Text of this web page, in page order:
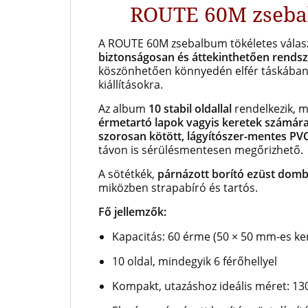
ROUTE 60M
A ROUTE 60M zsebalbum tökéletes
biztonságosan és áttekinthetően
köszönhetően könnyedén elfér
kiállításokra.
Az album 10 stabil oldallal rendelkezik,
érmetartó lapok vagyis keretek számára
szorosan kötött, lágyítószer-mentes
távon is sérülésmentesen megőrizhető.
A sötétkék, párnázott borító ezüst
miközben strapabíró és tartós.
Fő jellemzők:
Kapacitás: 60 érme (50 × 50 mm-es
10 oldal, mindegyik 6 férőhellyel
Kompakt, utazáshoz ideális méret: